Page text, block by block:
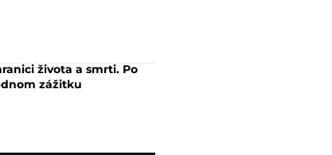
života a smrti. Po
zážitku